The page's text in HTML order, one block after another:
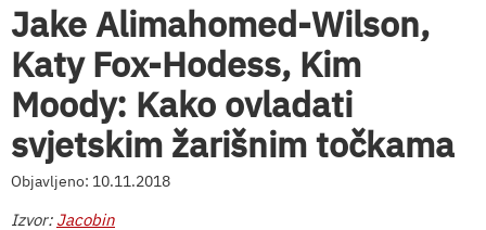
Jake Alimahomed-Wilson,
Katy Fox-Hodess, Kim
Moody: Kako ovladati
svjetskim žarišnim točkama
Objavljeno: 10.11.2018
Izvor: Jacobin